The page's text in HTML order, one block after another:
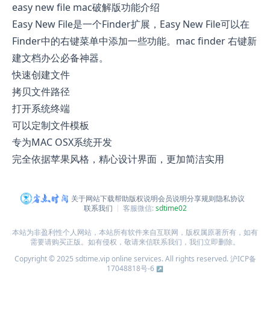
easy new file mac破解版功能介绍
Easy New File是一个Finder扩展，Easy New File可以在
Finder中的右键菜单中添加一些功能。mac finder 右键新
建文档办公必备神器。
快速创建文件
拷贝文件路径
打开系统终端
可以定制文件模板
专为MAC OSX系统开发
完全依据苹果风格，精心设计界面，更加简洁实用
关于网站下载帮助版权说明会员说明分享规则隐私协议
联系我们
客服微信:sdtime02
本站为非盈利性个人网站，本站所有软件来自互联网，版权属原著所有，如有
需要请购买正版。如有侵权，敬请来信联系我们，我们立即删除。
Copyright © 2025 sdtime.vip online services. All rights reserved.沪ICP备
17048818号-6